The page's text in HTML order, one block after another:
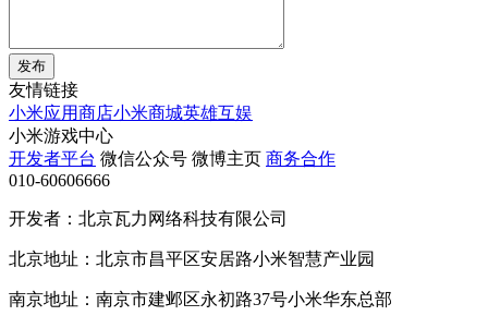
发布
友情链接
小米应用商店小米商城英雄互娱
小米游戏中心
开发者平台 微信公众号 微博主页 商务合作
010-60606666
开发者：北京瓦力网络科技有限公司
北京地址：北京市昌平区安居路小米智慧产业园
南京地址：南京市建邺区永初路37号小米华东总部